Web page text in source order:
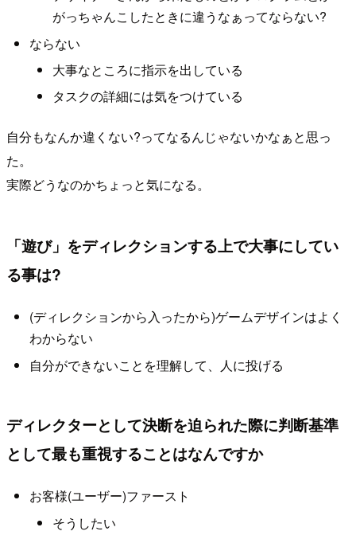
がっちゃんこしたときに違うなぁってならない?
ならない
大事なところに指示を出している
タスクの詳細には気をつけている
自分もなんか違くない?ってなるんじゃないかなぁと思っ
た。
実際どうなのかちょっと気になる。
「遊び」をディレクションする上で大事にしてい
る事は?
(ディレクションから入ったから)ゲームデザインはよく
わからない
自分ができないことを理解して、人に投げる
ディレクターとして決断を迫られた際に判断基準
として最も重視することはなんですか
お客様(ユーザー)ファースト
そうしたい